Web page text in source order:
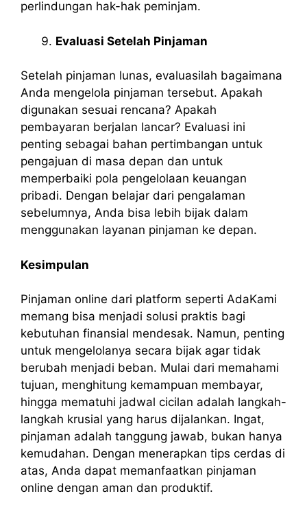
perlindungan hak-hak peminjam.
Evaluasi Setelah Pinjaman
Setelah pinjaman lunas, evaluasilah bagaimana
Anda mengelola pinjaman tersebut. Apakah
digunakan sesuai rencana? Apakah
pembayaran berjalan lancar? Evaluasi ini
penting sebagai bahan pertimbangan untuk
pengajuan di masa depan dan untuk
memperbaiki pola pengelolaan keuangan
pribadi. Dengan belajar dari pengalaman
sebelumnya, Anda bisa lebih bijak dalam
menggunakan layanan pinjaman ke depan.
Kesimpulan
Pinjaman online dari platform seperti AdaKami
memang bisa menjadi solusi praktis bagi
kebutuhan finansial mendesak. Namun, penting
untuk mengelolanya secara bijak agar tidak
berubah menjadi beban. Mulai dari memahami
tujuan, menghitung kemampuan membayar,
hingga mematuhi jadwal cicilan adalah langkah-
langkah krusial yang harus dijalankan. Ingat,
pinjaman adalah tanggung jawab, bukan hanya
kemudahan. Dengan menerapkan tips cerdas di
atas, Anda dapat memanfaatkan pinjaman
online dengan aman dan produktif.